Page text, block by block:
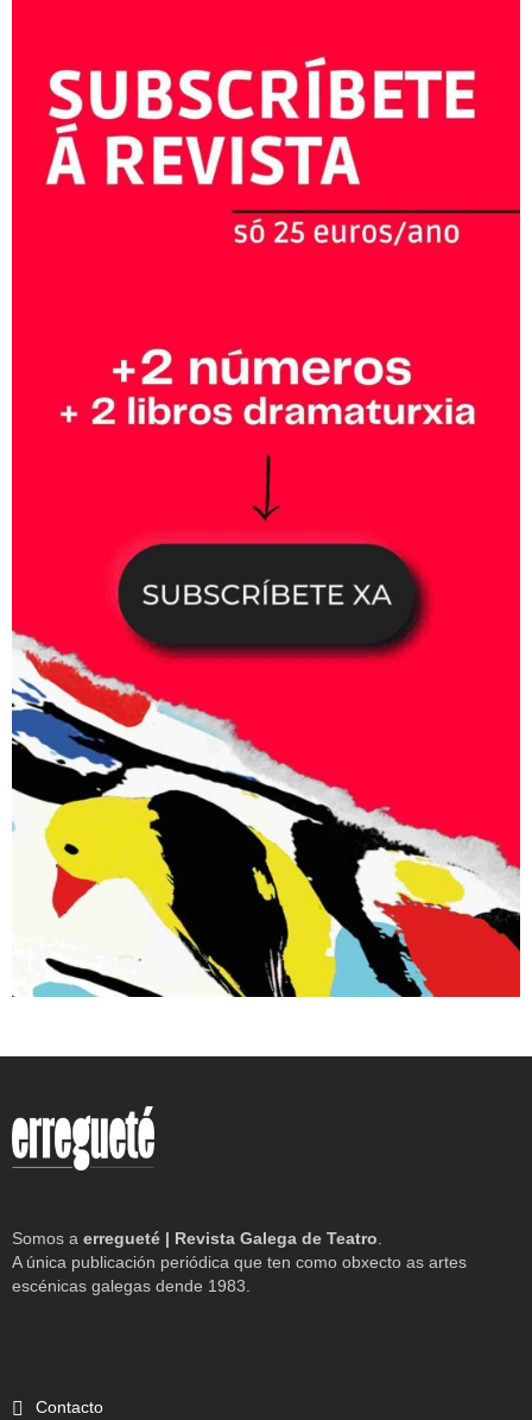
Somos a erregueté | Revista Galega de Teatro
A única publicación periódica que ten como obxecto as artes
escénicas galegas dende 1983.
Contacto